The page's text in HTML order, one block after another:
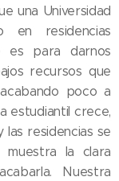
una Universidad
residencias
es para darnos
recursos que
poco a
estudiantil crece,
las residencias se
muestra la clara
Nuestra